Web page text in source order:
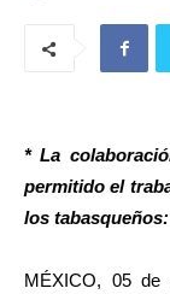
* La
permitido el
los
MÉXICO, 05 de